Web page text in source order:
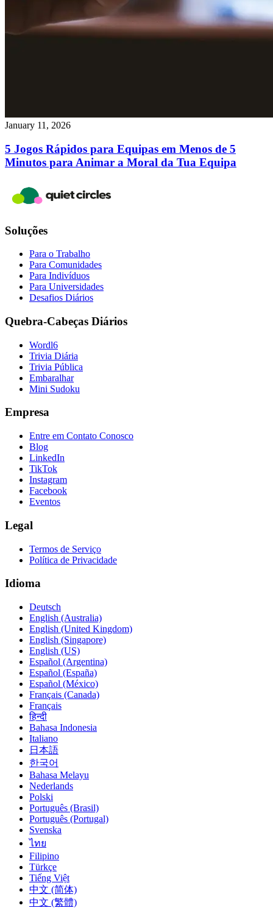
January 11, 2026
5 Jogos Rápidos para Equipas em Menos de 5
Minutos para Animar a Moral da Tua Equipa
Soluções
Para o Trabalho
Para Comunidades
Para Indivíduos
Para Universidades
Desafios Diários
Quebra-Cabeças Diários
Wordl6
Trivia Diária
Trivia Pública
Embaralhar
Mini Sudoku
Empresa
Entre em Contato Conosco
Blog
LinkedIn
TikTok
Instagram
Facebook
Eventos
Legal
Termos de Serviço
Política de Privacidade
Idioma
Deutsch
English (Australia)
English (United Kingdom)
English (Singapore)
English (US)
Español (Argentina)
Español (España)
Español (México)
Français (Canada)
Français
हिन्दी
Bahasa Indonesia
Italiano
日本語
한국어
Bahasa Melayu
Nederlands
Polski
Português (Brasil)
Português (Portugal)
Svenska
ไทย
Filipino
Türkçe
Tiếng Việt
中文 (简体)
中文 (繁體)